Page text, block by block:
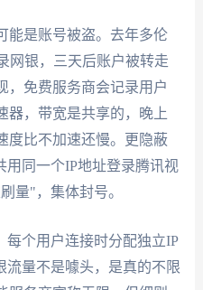
能是账号被盗。去年多伦
网银，三天后账户被转走
，免费服务商会记录用户
器，带宽是共享的，晚上
度比不加速还慢。更隐蔽
同一个IP地址登录腾讯视
量"，集体封号。
每个用户连接时分配独立IP
量不是噱头，是真的不限